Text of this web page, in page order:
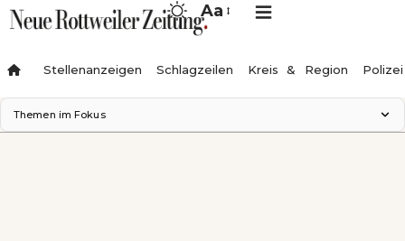
Aa
Stellenanzeigen Schlagzeilen Kreis & Region Polizei
Themen im Fokus